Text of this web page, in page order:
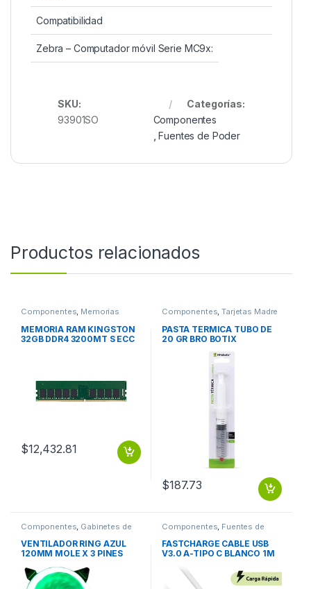
Compatibilidad
Zebra – Computador móvil Serie MC9x:
SKU:
93901SO
Categorías:
Componentes
, Fuentes de Poder
Productos relacionados
Componentes, Memorias
MEMORIA RAM KINGSTON
32GB DDR4 3200MT S ECC
$12,432.81
Componentes,Tarjetas Madre
PASTA TERMICA TUBO DE
20 GR BRO BOTIX
$187.73
Componentes, Gabinetes de
VENTILADOR RING AZUL
120MM MOLE X 3 PINES
Componentes, Fuentes de
FASTCHARGE CABLE USB
V3.0 A-TIPO C BLANCO 1M